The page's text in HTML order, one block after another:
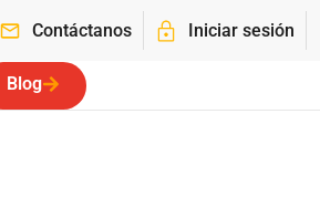
Contáctanos Iniciar sesión
Blog